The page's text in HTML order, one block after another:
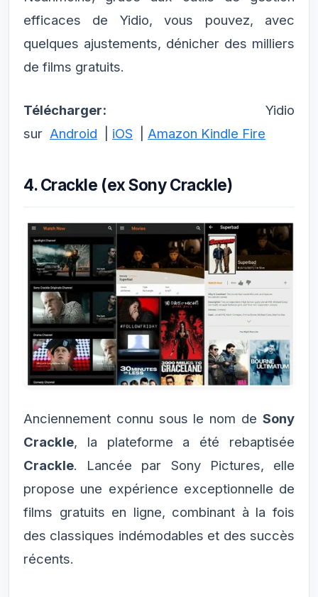
efficaces de Yidio, vous pouvez, avec
quelques ajustements, dénicher des milliers
de films gratuits.
Télécharger: Yidio
sur Android iOS Amazon Kindle Fire
4. Crackle (ex Sony Crackle)
Anciennement connu sous le nom de Sony
Crackle, la plateforme a été rebaptisée
Crackle. Lancée par Sony Pictures, elle
propose une expérience exceptionnelle de
films gratuits en ligne, combinant à la fois
des classiques indémodables et des succès
récents.